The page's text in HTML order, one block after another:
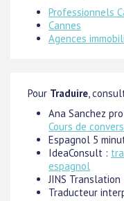
Professionnels
Cannes
Agences
Pour Traduire,
Ana Sanchez
Cours de
Espagnol 5
IdeaConsult :
espagnol
JINS Translation
Traducteur